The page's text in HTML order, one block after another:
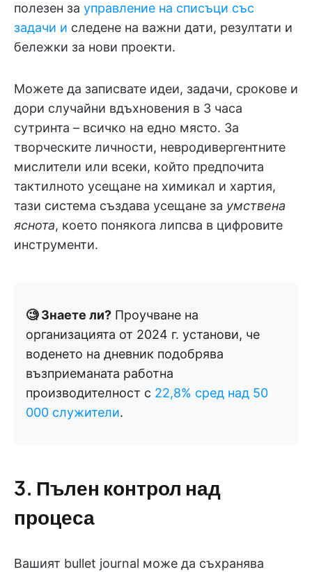
полезен за управление на списъци със
задачи и следене на важни дати, резултати и
бележки за нови проекти.
Можете да записвате идеи, задачи, срокове и
дори случайни вдъхновения в 3 часа
сутринта – всичко на едно място. За
творческите личности, невродивергентните
мислители или всеки, който предпочита
тактилното усещане на химикал и хартия,
тази система създава усещане за умствена
яснота, което понякога липсва в цифровите
инструменти.
🧐 Знаете ли? Проучване на
организацията от 2024 г. установи, че
воденето на дневник подобрява
възприеманата работна
производителност с 22,8% сред над 50
000 служители.
3. Пълен контрол над
процеса
Вашият bullet journal може да съхранява